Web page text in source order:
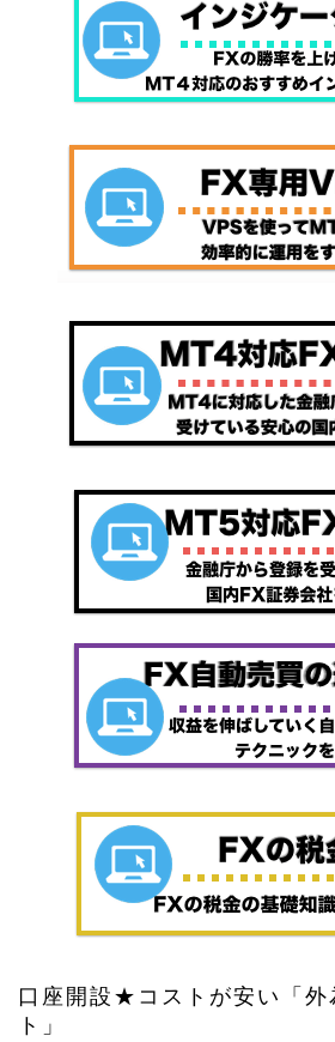
口座開設★コストが安い「外
ト」